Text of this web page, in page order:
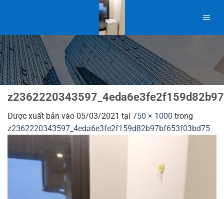
dung
Được xuất bản vào 05/03/2021 tại 750 × 1000 trong
z2362220343597_4eda6e3fe2f159d82b97bf653f03bd75